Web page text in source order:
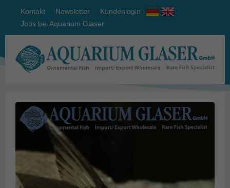
Kontakt Newsletter
Kundenlogin
Jobs bei Aquarium Glaser